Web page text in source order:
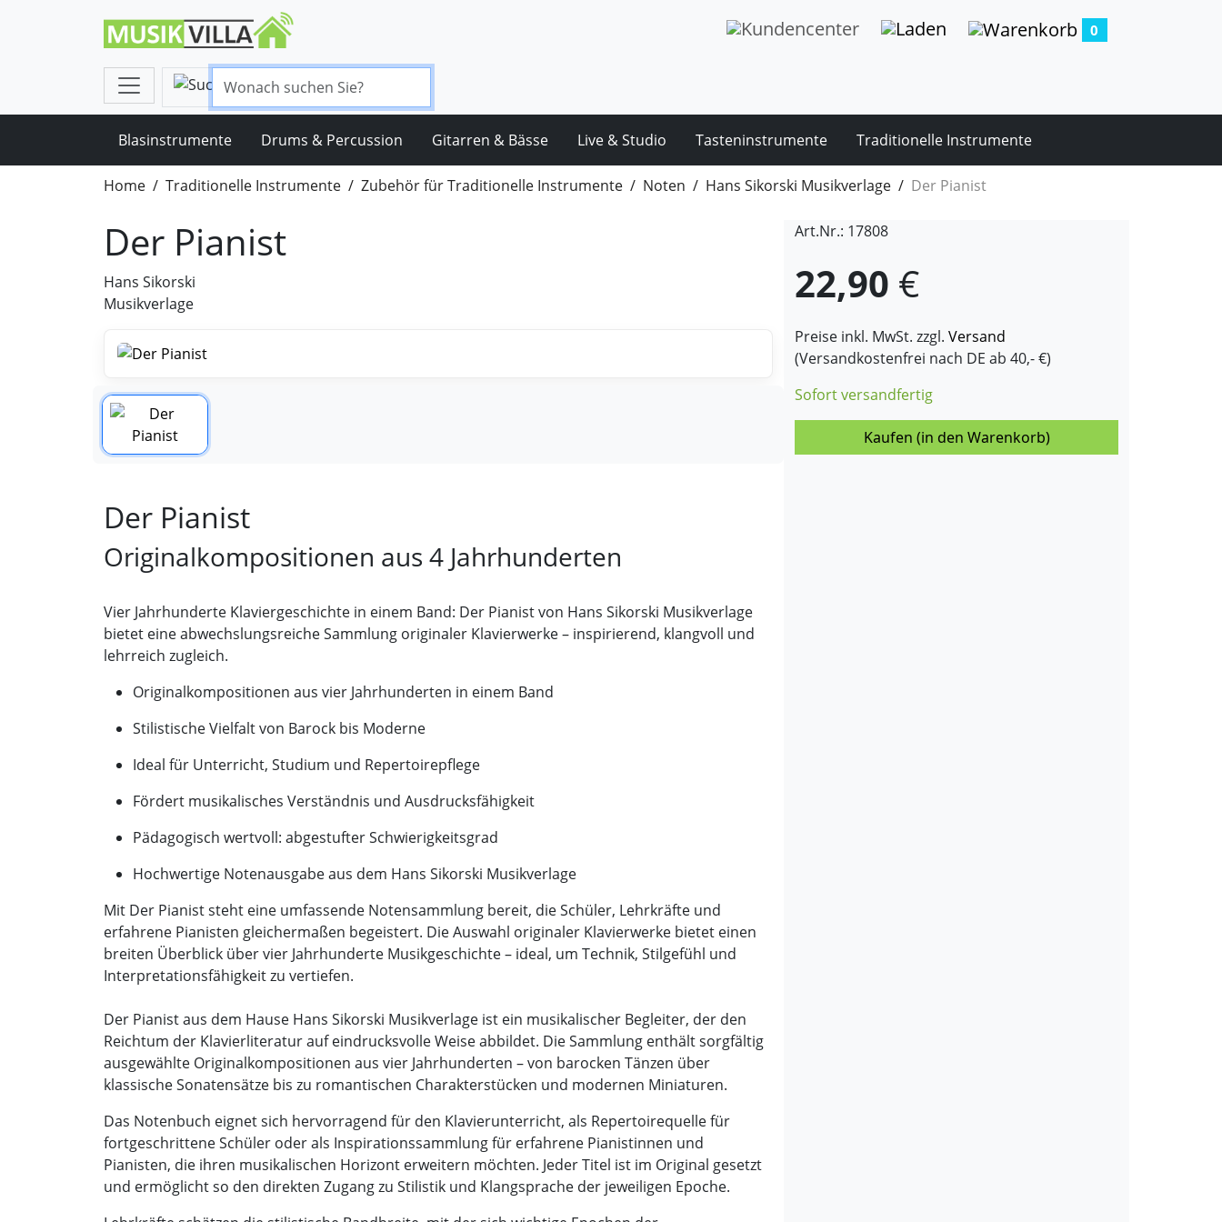
0
Blasinstrumente Drums & Percussion Gitarren & Bässe Live & Studio Tasteninstrumente Traditionelle Instrumente
Home Traditionelle Instrumente Zubehör für Traditionelle Instrumente Noten Hans Sikorski Musikverlage Der Pianist
Der Pianist
Hans Sikorski
Musikverlage
Der Pianist
Originalkompositionen aus 4 Jahrhunderten
Vier Jahrhunderte Klaviergeschichte in einem Band: Der Pianist von Hans Sikorski Musikverlage
bietet eine abwechslungsreiche Sammlung originaler Klavierwerke – inspirierend, klangvoll und
lehrreich zugleich.
Originalkompositionen aus vier Jahrhunderten in einem Band
Stilistische Vielfalt von Barock bis Moderne
Ideal für Unterricht, Studium und Repertoirepflege
Fördert musikalisches Verständnis und Ausdrucksfähigkeit
Pädagogisch wertvoll: abgestufter Schwierigkeitsgrad
Hochwertige Notenausgabe aus dem Hans Sikorski Musikverlage
Mit Der Pianist steht eine umfassende Notensammlung bereit, die Schüler, Lehrkräfte und
erfahrene Pianisten gleichermaßen begeistert. Die Auswahl originaler Klavierwerke bietet einen
breiten Überblick über vier Jahrhunderte Musikgeschichte – ideal, um Technik, Stilgefühl und
Interpretationsfähigkeit zu vertiefen.
Der Pianist aus dem Hause Hans Sikorski Musikverlage ist ein musikalischer Begleiter, der den
Reichtum der Klavierliteratur auf eindrucksvolle Weise abbildet. Die Sammlung enthält sorgfältig
ausgewählte Originalkompositionen aus vier Jahrhunderten – von barocken Tänzen über
klassische Sonatensätze bis zu romantischen Charakterstücken und modernen Miniaturen.
Das Notenbuch eignet sich hervorragend für den Klavierunterricht, als Repertoirequelle für
fortgeschrittene Schüler oder als Inspirationssammlung für erfahrene Pianistinnen und
Pianisten, die ihren musikalischen Horizont erweitern möchten. Jeder Titel ist im Original gesetzt
und ermöglicht so den direkten Zugang zu Stilistik und Klangsprache der jeweiligen Epoche.
Art.Nr.: 17808
22,90 €
Preise inkl. MwSt. zzgl. Versand
(Versandkostenfrei nach DE ab 40,- €)
Sofort versandfertig
Kaufen (in den Warenkorb)